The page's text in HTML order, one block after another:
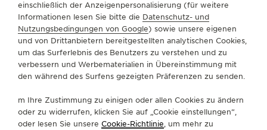
FOLGEN SIE UNS
ÜBER UNS
SERVICELEISTUNGEN
einschließlich der Anzeigenpersonalisierung (für weitere
Informationen lesen Sie bitte die Datenschutz- und
Nutzungsbedingungen von Google) sowie unsere eigenen
und von Drittanbietern bereitgestellten analytischen Cookies,
um das Surferlebnis des Benutzers zu verstehen und zu
verbessern und Werbematerialien in Übereinstimmung mit
den während des Surfens gezeigten Präferenzen zu senden.
m Ihre Zustimmung zu einigen oder allen Cookies zu ändern
oder zu widerrufen, klicken Sie auf „Cookie einstellungen“,
oder lesen Sie unsere Cookie-Richtlinie, um mehr zu